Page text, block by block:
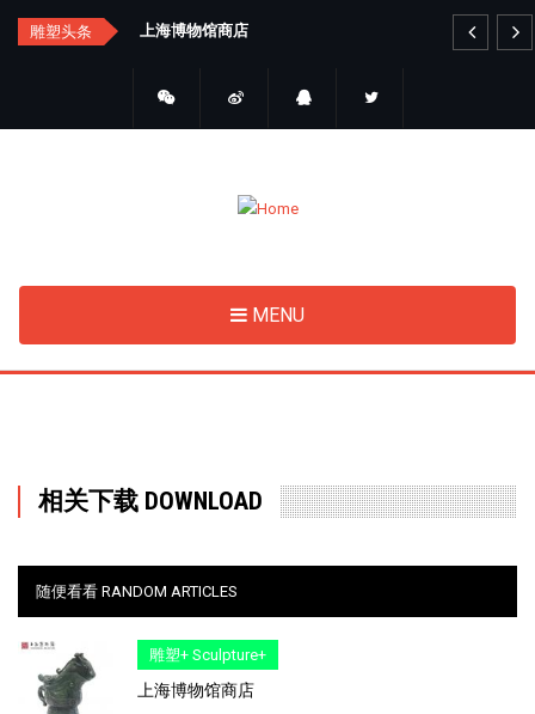
Skip
雕塑头条 上海博物馆商店
MENU
相关下载 DOWNLOAD
随便看看 RANDOM ARTICLES
雕塑+ Sculpture+
上海博物馆商店